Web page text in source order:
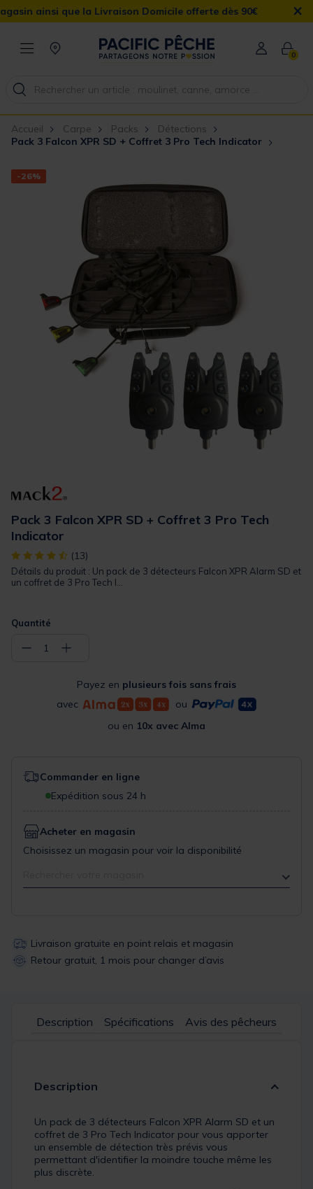
Livraison Domicile offerte dès 90€ ×
0
Accueil Carpe Packs
Détections
Pack 3 Falcon XPR SD + Coffret 3 Pro Tech Indicator
-26%
Pack 3 Falcon XPR SD + Coffret 3 Pro Tech
Indicator
[object Object] out of 5 Customer Rating
(13)
Détails du produit : Un pack de 3 détecteurs Falcon XPR Alarm SD et
un coffret de 3 Pro Tech I...
Quantité
− 1 +
Payez en plusieurs fois sans frais
avec
ou
ou en 10x avec Alma
Commander en ligne
Expédition sous 24 h
Acheter en magasin
Choisissez un magasin pour voir la disponibilité
Livraison gratuite en point relais et magasin
Retour gratuit, 1 mois pour changer d’avis
Description Spécifications Avis des pêcheurs
Description
Un pack de 3 détecteurs Falcon XPR Alarm SD et un
coffret de 3 Pro Tech Indicator pour vous apporter
un ensemble de détection très prévis vous
permettant d'identifier la moindre touche même les
plus discrète.